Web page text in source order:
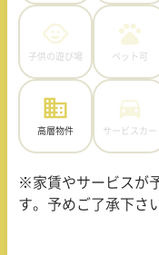
子供の遊び場 ペット可
高層物件 サービスカー
※家賃やサービスが
す。予めご了承下さ